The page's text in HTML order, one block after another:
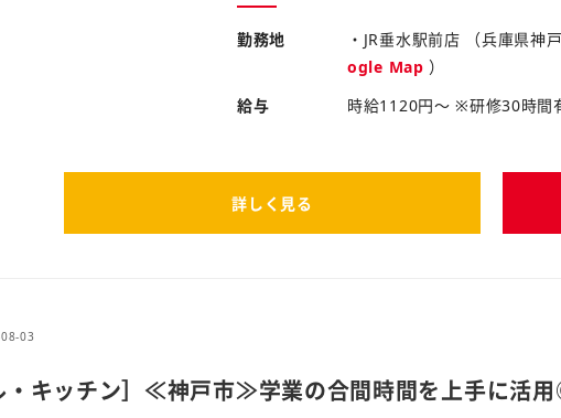
勤務地 ・JR垂水駅前店 （兵庫県
ogle Map ）
給与
時給1120円～ ※研修30時間
詳しく見る
03
・キッチン］≪神戸市≫学業の合間時間を上手に活